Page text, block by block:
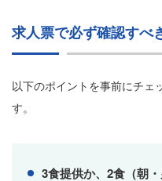
求人票で必ず確認すべ
以下のポイントを事前にチェ
す。
3食提供か、2食（朝